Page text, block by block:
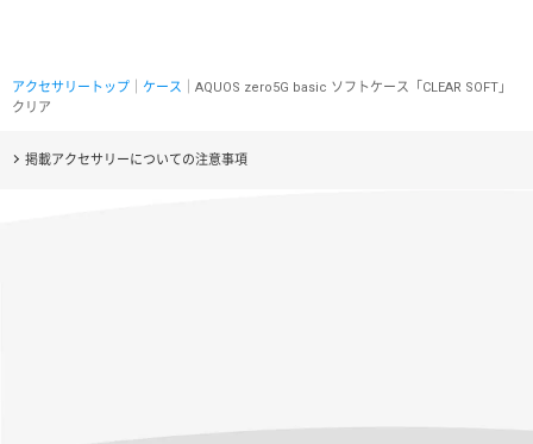
アクセサリートップ ケース ｜AQUOS zero5G basic ソフトケース「CLEAR SOFT」
クリア
掲載アクセサリーについての注意事項